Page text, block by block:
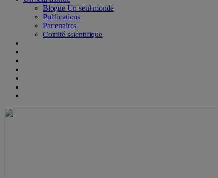
Blogue Un seul monde
Publications
Partenaires
Comité scientifique